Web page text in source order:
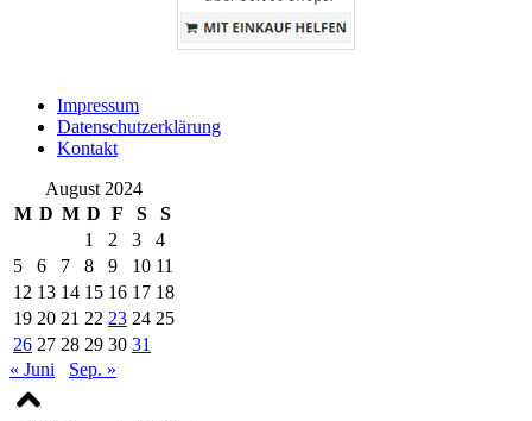
Impressum
Datenschutzerklärung
Kontakt
August 2024
M D M D F S
S
1
2 3
4
5
6 7 8 9 10 11
12 13 14 15 16 17 18
19 20 21 22 23 24 25
26 27 28 29 30 31
« Juni
Sep. »